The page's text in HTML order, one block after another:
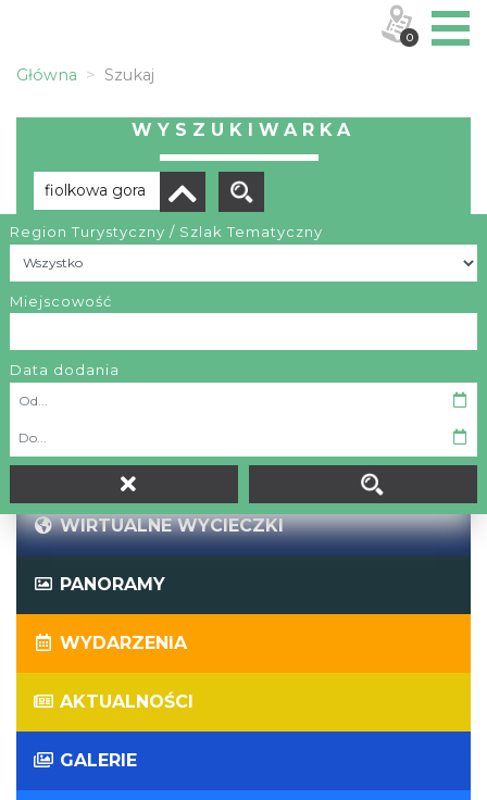
Główna Szukaj
WYSZUKIWARKA
Region Turystyczny / Szlak Tematyczny
Miejscowość
Data dodania
Brak wyników
TRASY
WIRTUALNE WYCIECZKI
PANORAMY
WYDARZENIA
AKTUALNOŚCI
GALERIE
0